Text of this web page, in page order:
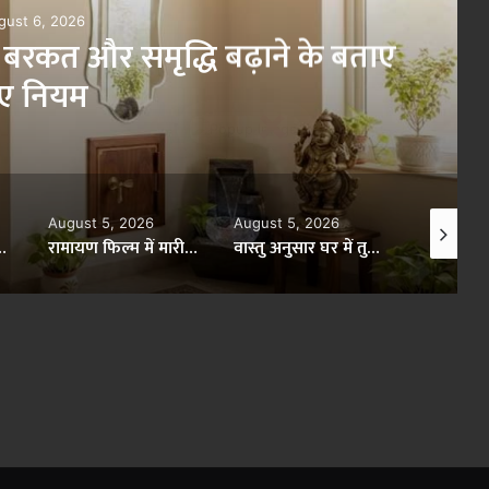
रामायण में रावण की मां
5, 2026
रामायण फिल्म में मारीच का किरदार, जानें सोने के हिरण की कहानी
August 5, 2026
वास्तु अनुसार घर में तुलसी रखने की सही दिशा, बढ़ेगी सुख-समृद्धि
August 3, 2026